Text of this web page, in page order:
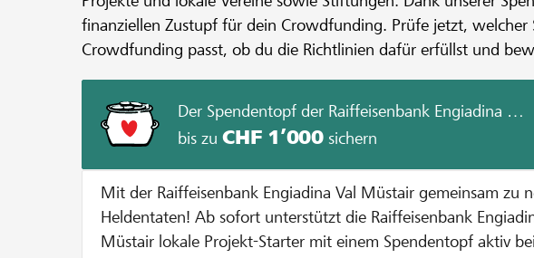
finanziellen Zustupf für dein Crowdfunding. Prüfe jetzt, welcher
Crowdfunding passt, ob du die Richtlinien dafür erfüllst und
Der Spendentopf der Raiffeisenbank Engiadina Val
bis zu CHF 1’000sichern
Mit der Raiffeisenbank Engiadina Val Müstair gemeinsam zu
Heldentaten! Ab sofort unterstützt die Raiffeisenbank Engiadina Val
Müstair lokale Projekt-Starter mit einem Spendentopf aktiv